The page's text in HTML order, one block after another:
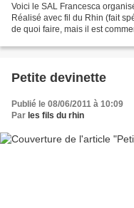
Voici le SAL Francesca
Réalisé avec fil du Rhin (fait
de quoi faire, mais il est
Petite devinette
Publié le 08/06/2011 à 10:09
Par les fils du rhin